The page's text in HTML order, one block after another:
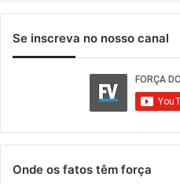
Se inscreva no nosso canal
Onde os fatos têm força